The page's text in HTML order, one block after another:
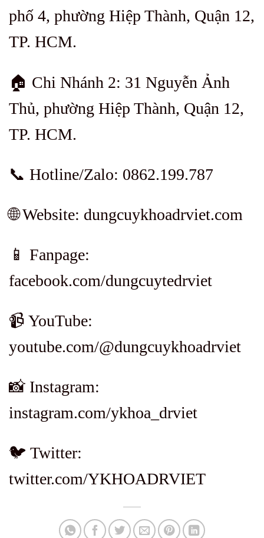
phố 4, phường Hiệp Thành, Quận 12,
TP. HCM.
🏠 Chi Nhánh 2: 31 Nguyễn Ảnh
Thủ, phường Hiệp Thành, Quận 12,
TP. HCM.
📞 Hotline/Zalo: 0862.199.787
🌐 Website: dungcuykhoadrviet.com
📱 Fanpage:
facebook.com/dungcuytedrviet
📹 YouTube:
youtube.com/@dungcuykhoadrviet
📸 Instagram:
instagram.com/ykhoa_drviet
🐦 Twitter:
twitter.com/YKHOADRVIET